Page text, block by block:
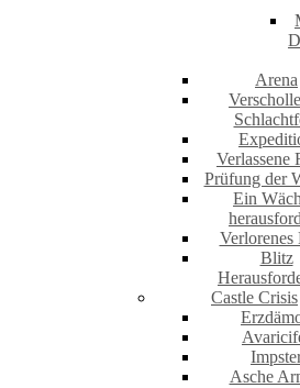
Arena
Verlassene
Prüfung der
Ein
Verlorenes
Blitz
Castle Crisis
Asche